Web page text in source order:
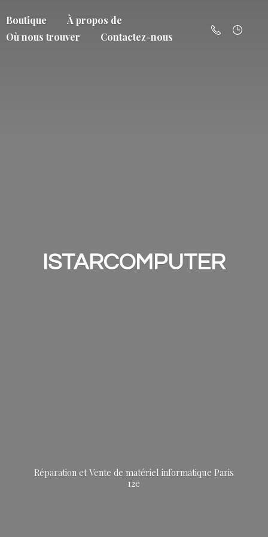
Boutique
À propos de
Où nous trouver
Contactez-nous
ISTARCOMPUTER
Réparation et Vente de matériel informatique Paris
12e